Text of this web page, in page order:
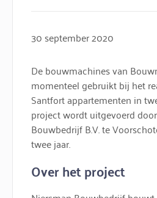
30 september 2020
De bouwmachines van
momenteel gebruikt bij het
Santfort appartementen in
project wordt uitgevoerd
Bouwbedrijf B.V. te
twee jaar.
Over het project